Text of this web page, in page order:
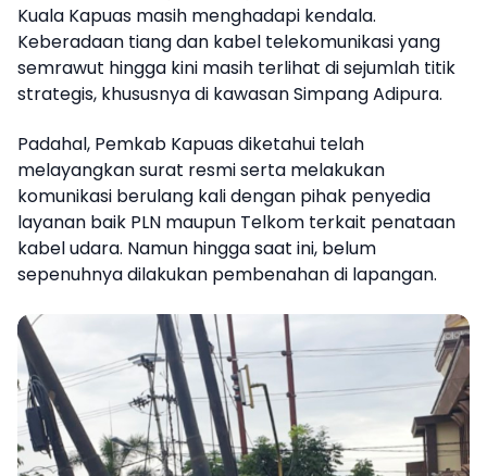
Kuala Kapuas masih menghadapi kendala.
Keberadaan tiang dan kabel telekomunikasi yang
semrawut hingga kini masih terlihat di sejumlah titik
strategis, khususnya di kawasan Simpang Adipura.
Padahal, Pemkab Kapuas diketahui telah
melayangkan surat resmi serta melakukan
komunikasi berulang kali dengan pihak penyedia
layanan baik PLN maupun Telkom terkait penataan
kabel udara. Namun hingga saat ini, belum
sepenuhnya dilakukan pembenahan di lapangan.